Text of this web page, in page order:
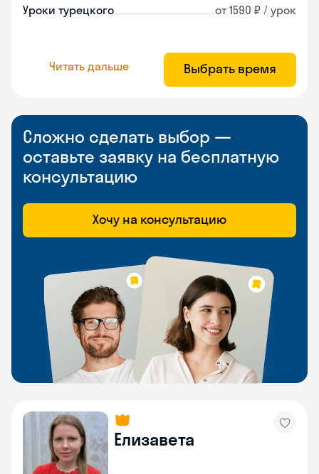
Уроки турецкого от 1590 ₽ / урок
Читать дальше Выбрать время
Сложно сделать выбор —
оставьте заявку на бесплатную
консультацию
Хочу на консультацию
Елизавета